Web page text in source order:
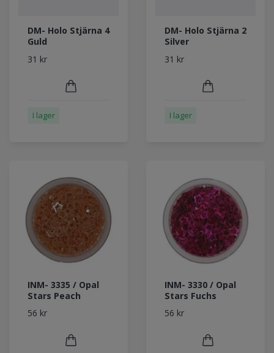
DM- Holo Stjärna 4
Guld
31 kr
I lager
DM- Holo Stjärna 2
Silver
31 kr
I lager
INM- 3335 / Opal
Stars Peach
56 kr
INM- 3330 / Opal
Stars Fuchs
56 kr